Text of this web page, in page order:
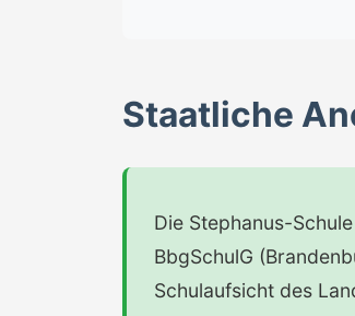
Staatliche
Die Stephanus-
BbgSchulG
Schulaufsicht des